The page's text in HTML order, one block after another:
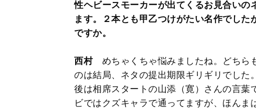
性ヘビースモーカーが出てくるお見合いの
ます。２本とも甲乙つけがたい名作でし
ですか。
西村めちゃくちゃ悩みましたね。どちら
のは結局、ネタの提出期限ギリギリでした
後は相席スタートの山添（寛）さんの言葉
ビではクズキャラで通ってますが、ほん